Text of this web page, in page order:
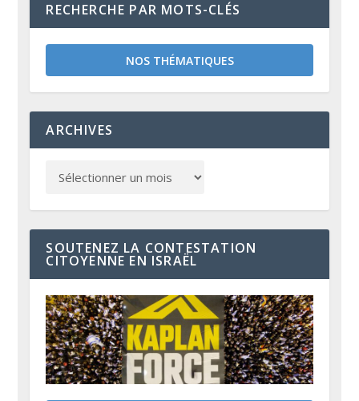
RECHERCHE PAR MOTS-CLÉS
NOS THÉMATIQUES
ARCHIVES
SOUTENEZ LA CONTESTATION
CITOYENNE EN ISRAËL